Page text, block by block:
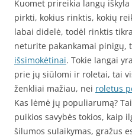
Kuomet prireikia langų
pirkti, kokius rinktis, kokių
labai didelė, todėl rinktis
neturite pakankamai pinigų,
išsimokėtinai. Tokie langai
prie jų siūlomi ir roletai, tai
ženkliai mažiau, nei roletus
Kas lėmė jų populiarumą?
puikios savybės tokios, kaip
šilumos sulaikymas, gražus